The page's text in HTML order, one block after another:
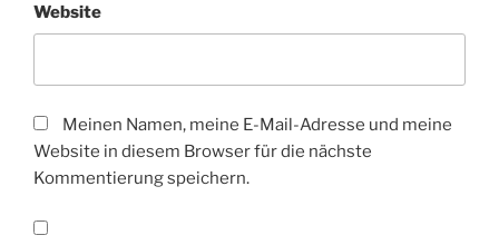
Website
Meinen Namen, meine E-Mail-Adresse und meine
Website in diesem Browser für die nächste
Kommentierung speichern.